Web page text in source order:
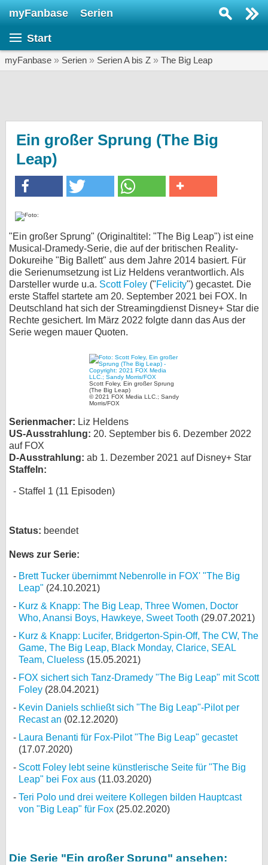
myFanbase Serien
Start
myFanbase » Serien » Serien A bis Z » The Big Leap
Ein großer Sprung (The Big
Leap)
"Ein großer Sprung" (Originaltitel: "The Big Leap") ist eine
Musical-Dramedy-Serie, die auf der britischen Reality-
Dokureihe "Big Ballett" aus dem Jahre 2014 basiert. Für
die Serienumsetzung ist Liz Heldens verantwortlich. Als
Darsteller wurde u.a. Scott Foley ("Felicity") gecastet. Die
erste Staffel startete am 20. September 2021 bei FOX. In
Deutschland hat sich der Streamingdienst Disney+ Star die
Rechte gesichert. Im März 2022 folgte dann das Aus der
Serie wegen mauer Quoten.
Scott Foley, Ein großer Sprung
(The Big Leap)
© 2021 FOX Media LLC.; Sandy
Morris/FOX
Serienmacher: Liz Heldens
US-Ausstrahlung: 20. September bis 6. Dezember 2022
auf FOX
D-Ausstrahlung: ab 1. Dezember 2021 auf Disney+ Star
Staffeln:
Staffel 1 (11 Episoden)
Status: beendet
News zur Serie:
Brett Tucker übernimmt Nebenrolle in FOX' "The Big
Leap" (24.10.2021)
Kurz & Knapp: The Big Leap, Three Women, Doctor
Who, Anansi Boys, Hawkeye, Sweet Tooth (29.07.2021)
Kurz & Knapp: Lucifer, Bridgerton-Spin-Off, The CW, The
Game, The Big Leap, Black Monday, Clarice, SEAL
Team, Clueless (15.05.2021)
FOX sichert sich Tanz-Dramedy "The Big Leap" mit Scott
Foley (28.04.2021)
Kevin Daniels schließt sich "The Big Leap"-Pilot per
Recast an (02.12.2020)
Laura Benanti für Fox-Pilot "The Big Leap" gecastet
(17.07.2020)
Scott Foley lebt seine künstlerische Seite für "The Big
Leap" bei Fox aus (11.03.2020)
Teri Polo und drei weitere Kollegen bilden Hauptcast
von "Big Leap" für Fox (25.02.2020)
Die Serie "Ein großer Sprung" ansehen:
SERIEN
Specials
Gewinnspiele
Forum
bei X
bei Facebook
Nutzungsbedingungen
Datenschutz
Cookie-Einstellungen
Impressum